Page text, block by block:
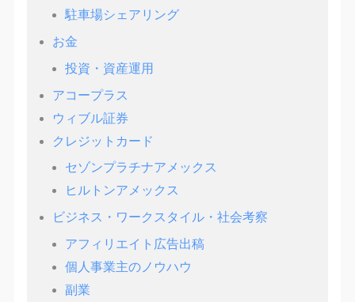
駐車場シェアリング
お金
投資・資産運用
アコープラス
ウィブル証券
クレジットカード
セゾンプラチナアメックス
ヒルトンアメックス
ビジネス・ワークスタイル・社会考察
アフィリエイト広告出稿
個人事業主のノウハウ
副業